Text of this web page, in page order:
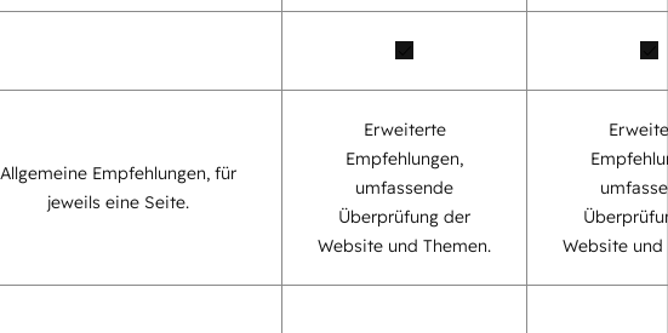
Allgemeine Empfehlungen, für
jeweils eine Seite.
Erweiterte
Empfehlungen,
umfassende
Überprüfung der
Website und Themen.
Website und